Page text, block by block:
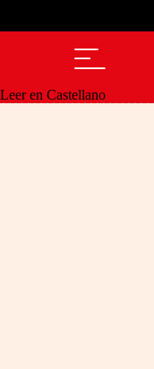
Leer en Castellano